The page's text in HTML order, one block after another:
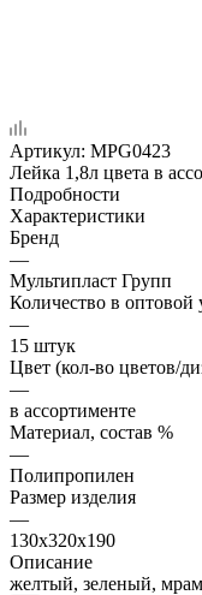
Артикул: MPG0423
Лейка 1,8л цвета в
Подробности
Характеристики
Бренд
—
Мультипласт Групп
Количество в оптовой
—
15 штук
Цвет (кол-во цветов/
—
в ассортименте
Материал, состав %
—
Полипропилен
Размер изделия
—
130х320х190
Описание
желтый, зеленый,